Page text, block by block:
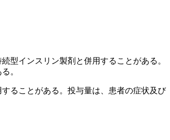
型インスリン製剤と併用することがある。
。
ることがある。投与量は、患者の症状及び